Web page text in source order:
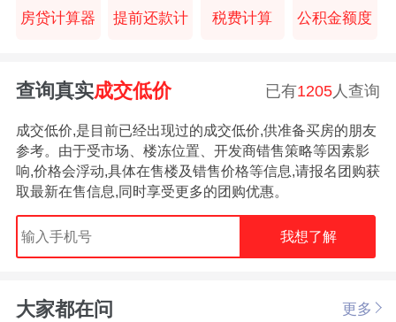
房贷计算器 提前还款计 税费计算 公积金额度
查询真实成交低价 已有1205人查询
成交低价,是目前已经出现过的成交低价,供准备买房的朋友
参考。由于受市场、楼冻位置、开发商错售策略等因素影
响,价格会浮动,具体在售楼及错售价格等信息,请报名团购获
取最新在售信息,同时享受更多的团购优惠。
我想了解
大家都在问 更多